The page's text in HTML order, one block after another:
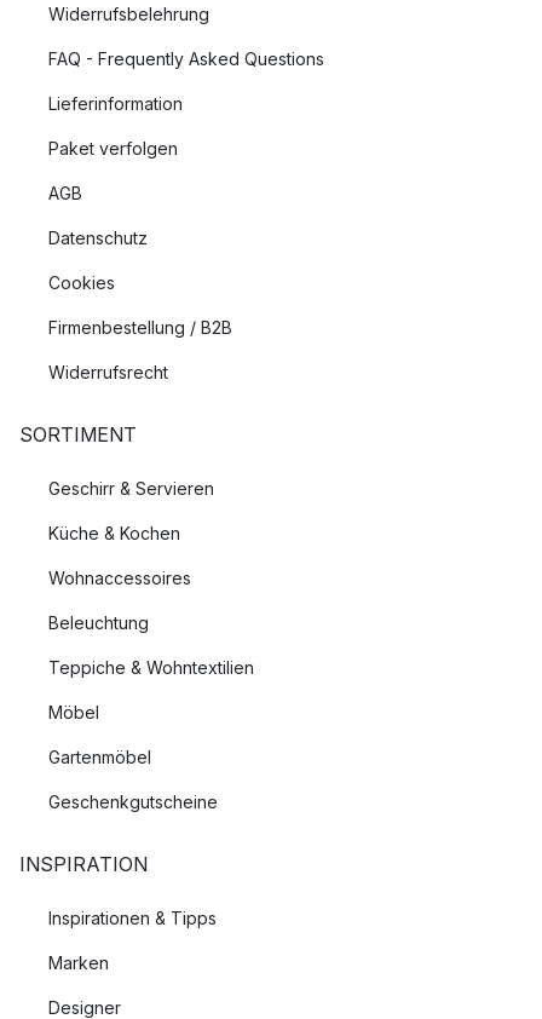
Widerrufsbelehrung
FAQ - Frequently Asked Questions
Lieferinformation
Paket verfolgen
AGB
Datenschutz
Cookies
Firmenbestellung / B2B
Widerrufsrecht
SORTIMENT
Geschirr & Servieren
Küche & Kochen
Wohnaccessoires
Beleuchtung
Teppiche & Wohntextilien
Möbel
Gartenmöbel
Geschenkgutscheine
INSPIRATION
Inspirationen & Tipps
Marken
Designer